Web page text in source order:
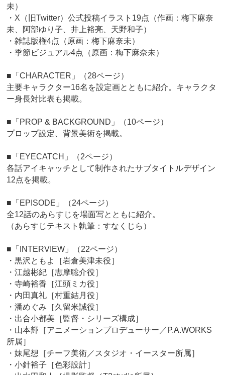
未）
・X（旧Twitter）公式投稿イラスト19点（作画：梅下麻奈
未、阿部ゆり子、井上裕亮、天野和子）
・雑誌版権4点（原画：梅下麻奈未）
・季節ビジュアル4点（原画：梅下麻奈未）
■「CHARACTER」（28ページ）
主要キャラクター16名を設定画とともに紹介。キャラクタ
ー身長対比表も掲載。
■「PROP & BACKGROUND」（10ページ）
プロップ設定、背景美術を掲載。
■「EYECATCH」（2ページ）
各話アイキャッチとして制作されたサブタイトルデザイン
12点を掲載。
■「EPISODE」（24ページ）
全12話のあらすじを場面写とともに紹介。
（あらすじテキスト執筆：すなくじら）
■「INTERVIEW」（22ページ）
・黒沢ともよ［岩倉美津未役］
・江越彬紀［志摩聡介役］
・寺崎裕香［江頭ミカ役］
・内田真礼［村重結月役］
・潘めぐみ［久留米誠役］
・出合小都美［監督・シリーズ構成］
・山本輝［アニメーションプロデューサー／P.A.WORKS
所属］
・妹尾想［チーフ美術／スタジオ・イースター所属］
・小針裕子［色彩設計］